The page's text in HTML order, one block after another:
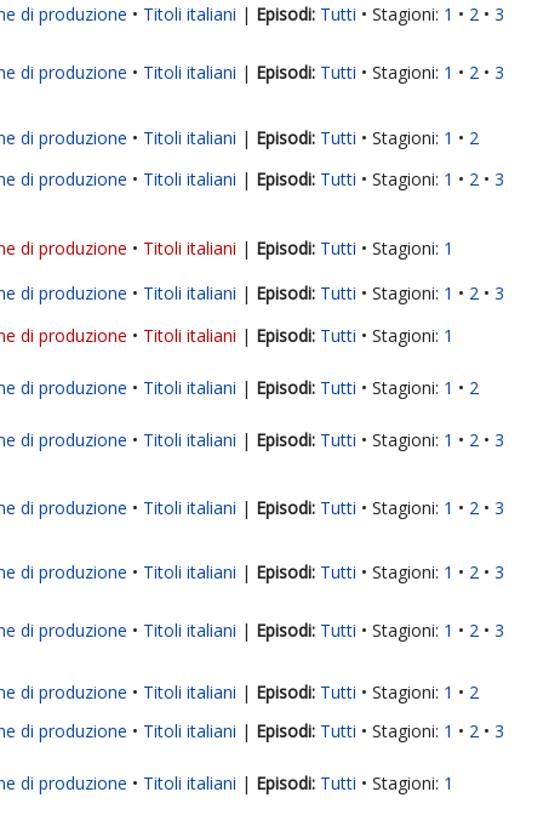
di produzione Titoli italiani | Tutti Stagioni: 1 2
3
di produzione Titoli italiani | Tutti Stagioni: 1 2
3
di produzione Titoli italiani | Tutti Stagioni: 1
2
di produzione Titoli italiani | Tutti Stagioni: 1 2
3
di produzione Titoli italiani | Tutti Stagioni: 1
di produzione Titoli italiani | Tutti Stagioni: 1 2
3
di produzione Titoli italiani | Tutti Stagioni: 1
di produzione Titoli italiani | Tutti Stagioni: 1 2
di produzione Titoli italiani | Tutti Stagioni: 1 2
3
di produzione Titoli italiani | Tutti Stagioni: 1 2
3
di produzione Titoli italiani | Tutti Stagioni: 1 2
3
di produzione Titoli italiani | Tutti Stagioni: 1 2
3
di produzione Titoli italiani | Tutti Stagioni: 1
2
di produzione Titoli italiani | Tutti Stagioni: 1 2
3
di produzione Titoli italiani | Tutti Stagioni: 1